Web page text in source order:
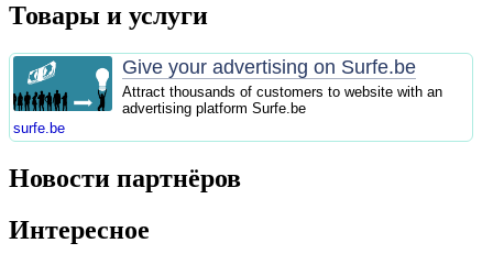
Товары и услуги
Give your advertising on Surfe.be
Attract thousands of customers to website with an
advertising platform Surfe.be
surfe.be
Новости партнёров
Интересное